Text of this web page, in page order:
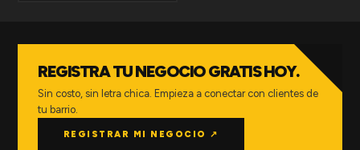
REGISTRA TU NEGOCIO GRATIS HOY.
Sin costo, sin letra chica. Empieza a conectar con clientes de
tu barrio.
REGISTRAR MI NEGOCIO ↗